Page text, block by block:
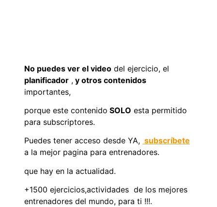
No puedes ver el video del ejercicio, el
planificador , y otros contenidos
importantes,
porque este contenido SOLO esta permitido
para subscriptores.
Puedes tener acceso desde YA, subscríbete
a la mejor pagina para entrenadores.
que hay en la actualidad.
+1500 ejercicios,actividades de los mejores
entrenadores del mundo, para ti !!!.